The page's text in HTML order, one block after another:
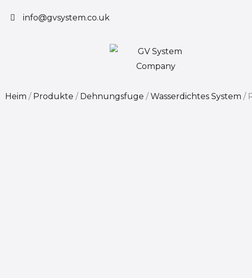
Inhaltinfo@gvsystem.co.uk
Heim / Produkte / Dehnungsfuge /Wasserdichtes System /